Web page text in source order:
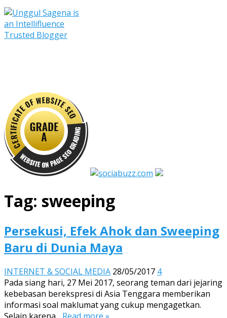
Tag: sweeping
Persekusi, Efek Ahok dan Sweeping
Baru di Dunia Maya
INTERNET & SOCIAL MEDIA 28/05/2017 4
Pada siang hari, 27 Mei 2017, seorang teman dari jejaring
kebebasan berekspresi di Asia Tenggara memberikan
informasi soal maklumat yang cukup mengagetkan.